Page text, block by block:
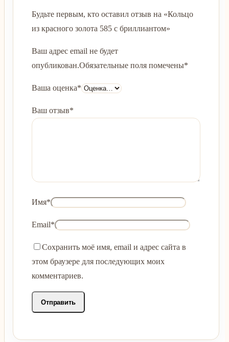
Будьте первым, кто оставил отзыв на «Кольцо
из красного золота 585 с бриллиантом»
Ваш адрес email не будет
опубликован.Обязательные поля помечены*
Ваша оценка*
Ваш отзыв*
Имя*
Email*
Сохранить моё имя, email и адрес сайта в
этом браузере для последующих моих
комментариев.